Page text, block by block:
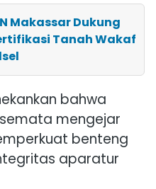
Makassar Dukung
Tanah Wakaf
bahwa
mengejar
benteng
aparatur